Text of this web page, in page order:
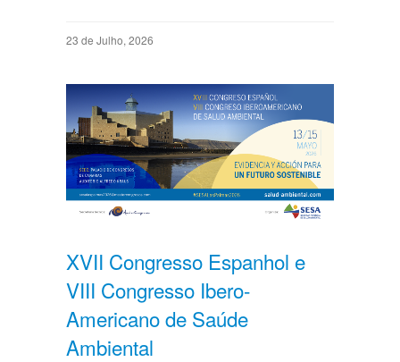
23 de Julho, 2026
XVII Congresso Espanhol e
VIII Congresso Ibero-
Americano de Saúde
Ambiental